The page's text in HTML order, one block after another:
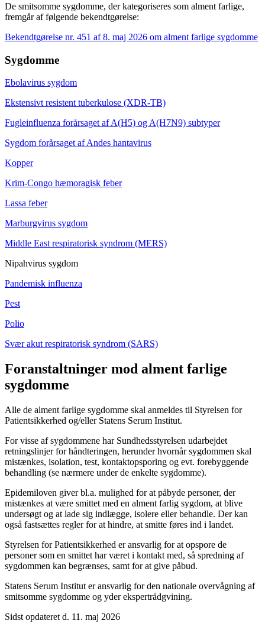
De smitsomme sygdomme, der kategoriseres som alment farlige,
fremgår af følgende bekendtgørelse:
Bekendtgørelse nr. 451 af 8. maj 2026 om alment farlige sygdomme
Sygdomme
Ebolavirus sygdom
Ekstensivt resistent tuberkulose (XDR-TB)
Fugleinfluenza forårsaget af A(H5) og A(H7N9) subtyper
Sygdom forårsaget af Andes hantavirus
Kopper
Krim-Congo hæmoragisk feber
Lassa feber
Marburgvirus sygdom
Middle East respiratorisk syndrom (MERS)
Nipahvirus sygdom
Pandemisk influenza
Pest
Polio
Svær akut respiratorisk syndrom (SARS)
Foranstaltninger mod alment farlige
sygdomme
Alle de alment farlige sygdomme skal anmeldes til Styrelsen for
Patientsikkerhed og/eller Statens Serum Institut.
For visse af sygdommene har Sundhedsstyrelsen udarbejdet
retningslinjer for håndteringen, herunder hvornår sygdommen skal
mistænkes, isolation, test, kontaktopsporing og evt. forebyggende
behandling (se nærmere under de enkelte sygdomme).
Epidemiloven giver bl.a. mulighed for at påbyde personer, der
mistænkes at være smittet med en alment farlig sygdom, at blive
undersøgt og at lade sig indlægge, isolere eller behandle. Der kan
også fastsættes regler for at hindre, at smitte føres ind i landet.
Styrelsen for Patientsikkerhed er ansvarlig for at opspore de
personer som en smittet har været i kontakt med, så spredning af
sygdommen kan begrænses, samt for at give påbud.
Statens Serum Institut er ansvarlig for den nationale overvågning af
smitsomme sygdomme og yder ekspertrådgvining.
Sidst opdateret d. 11. maj 2026